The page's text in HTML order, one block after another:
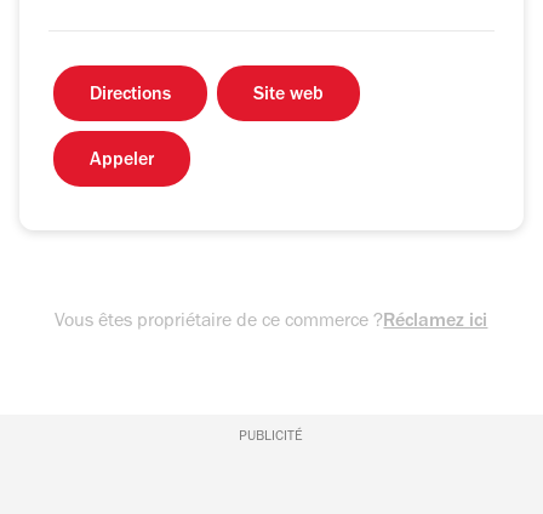
Directions Site web
Appeler
Vous êtes propriétaire de ce commerce ?Réclamez ici
PUBLICITÉ